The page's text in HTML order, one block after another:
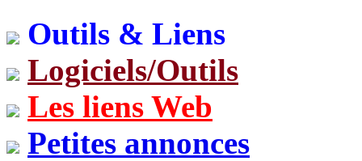
Outils & Liens
Logiciels/Outils
Les liens Web
Petites annonces